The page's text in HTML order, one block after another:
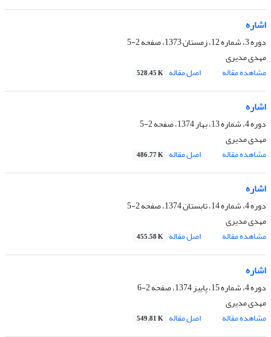
اشاره
دوره 3، شماره 12، زمستان 1373، صفحه
2-5
مهدی مدیری
مشاهده مقاله
اصل مقاله 528.45 K
اشاره
دوره 4، شماره 13، بهار 1374، صفحه
2-5
مهدی مدیری
مشاهده مقاله
اصل مقاله 486.77 K
اشاره
دوره 4، شماره 14، تابستان 1374، صفحه
2-5
مهدی مدیری
مشاهده مقاله
اصل مقاله 455.58 K
اشاره
دوره 4، شماره 15، پاییز 1374، صفحه
2-6
مهدی مدیری
مشاهده مقاله
اصل مقاله 549.81 K